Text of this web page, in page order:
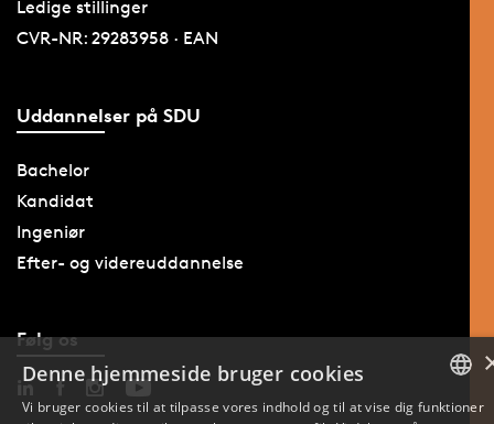
Ledige stillinger
CVR-NR: 29283958 · EAN
Uddannelser på SDU
Bachelor
Kandidat
Ingeniør
Efter- og videreuddannelse
Følg os
Denne hjemmeside bruger cookies
Vi bruger cookies til at tilpasse vores indhold og til at vise dig funktioner